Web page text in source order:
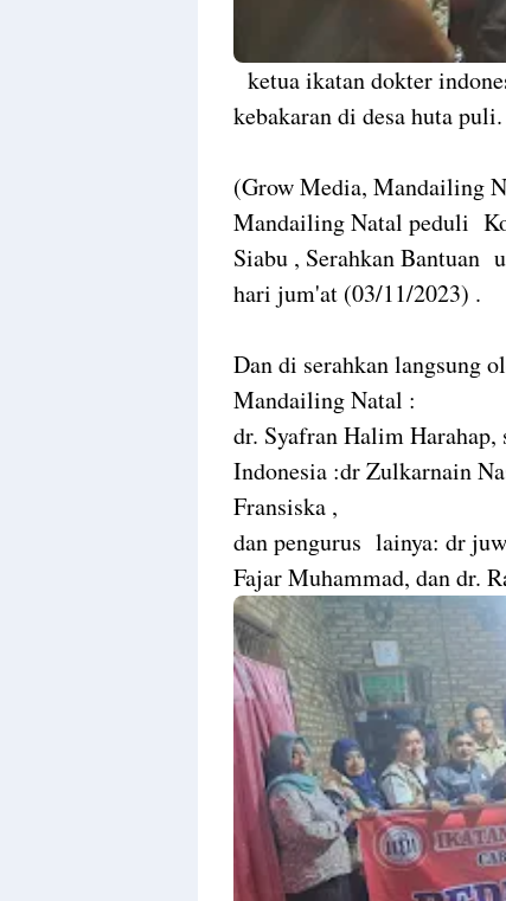
ketua ikatan dokter
kebakaran di desa huta puli.
(Grow Media, Mandailing
Mandailing Natal peduli
Siabu , Serahkan Bantuan
hari jum'at (03/11/2023) .
Dan di serahkan langsung
Mandailing Natal :
dr. Syafran Halim
Indonesia :dr Zulkarnain
Fransiska ,
dan pengurus lainya: dr
Fajar Muhammad, dan dr.